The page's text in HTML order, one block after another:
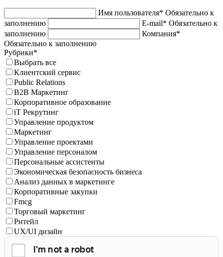
Имя пользователя* Обязательно к
заполнению
E-mail* Обязательно к
заполнению
Компания*
Обязательно к заполнению
Рубрики*
Выбрать все
Клиентский сервис
Public Relations
B2B Маркетинг
Корпоративное образование
iT Рекрутинг
Управление продуктом
Маркетинг
Управление проектами
Управление персоналом
Персональные ассистенты
Экономическая безопасность бизнеса
Анализ данных в маркетинге
Корпоративные закупки
Fmcg
Торговый маркетинг
Ритейл
UX/UI дизайн